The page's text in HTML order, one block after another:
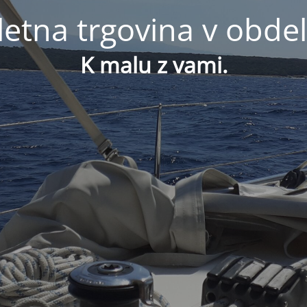
trgovina v
K malu z vami.